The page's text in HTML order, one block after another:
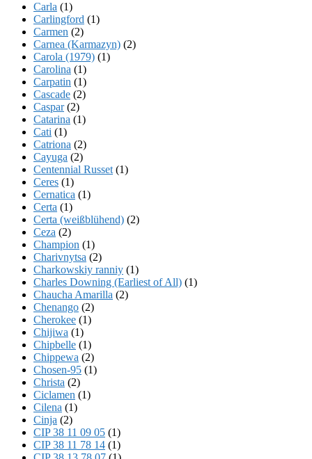
Carla (1)
Carlingford (1)
Carmen (2)
Carnea (Karmazyn) (2)
Carola (1979) (1)
Carolina (1)
Carpatin (1)
Cascade (2)
Caspar(2)
Catarina (1)
Cati (1)
Catriona (2)
Cayuga (2)
Centennial Russet (1)
Ceres (1)
Cernatica (1)
Certa (1)
Certa (weißblühend) (2)
Ceza (2)
Champion (1)
Charivnytsa (2)
Charkowskiy ranniy (1)
Charles Downing (Earliest of All) (1)
Chaucha Amarilla (2)
Chenango (2)
Cherokee (1)
Chijiwa (1)
Chipbelle (1)
Chippewa (2)
Chosen-95 (1)
Christa (2)
Ciclamen (1)
Cilena (1)
Cinja (2)
CIP 38 11 09 05 (1)
CIP 38 11 78 14 (1)